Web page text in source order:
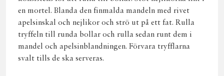
en mortel. Blanda den finmalda mandeln med rivet
apelsinskal och nejlikor och strö ut på ett fat. Rulla
tryffeln till runda bollar och rulla sedan runt dem i
mandel och apelsinblandningen. Förvara tryfflarna
svalt tills de ska serveras.